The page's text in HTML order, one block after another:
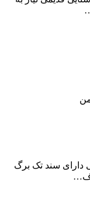
مسکونی دارای سند تک برگ